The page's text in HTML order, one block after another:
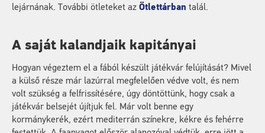
lejárnának. További ötleteket az Ötlettárban talál.
A saját kalandjaik kapitányai
Hogyan végeztem el a fából készült játékvár felújítását? Mivel
a külső része már lazúrral megfelelően védve volt, és nem
volt szükség a felfrissítésére, úgy döntöttünk, hogy csak a
játékvár belsejét újítjuk fel. Már volt benne egy
kormánykerék, ezért mediterrán színekre, kékre és fehérre